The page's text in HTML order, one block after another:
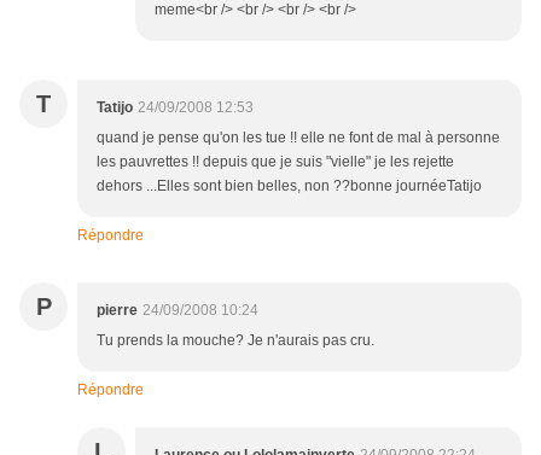
meme<br /> <br /> <br /> <br />
T Tatijo 24/09/2008 12:53
quand je pense qu'on les tue !! elle ne font de mal à personne
les pauvrettes !! depuis que je suis "vielle" je les rejette
dehors ...Elles sont bien belles, non ??bonne journéeTatijo
Répondre
P pierre 24/09/2008 10:24
Tu prends la mouche? Je n'aurais pas cru.
Répondre